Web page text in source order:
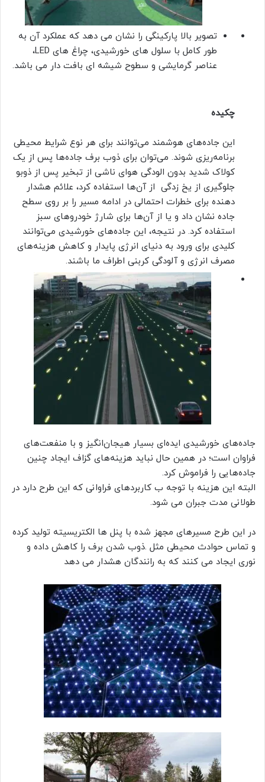
تصویر بالا پارکینگی را نشان می دهد که عملکرد آن به
طور کامل با سلول های خورشیدی، چراغ های LED،
عناصر گرمایشی و سطوح شیشه ای بافت دار می باشد.
چکیده
این جاده‌های هوشمند می‌توانند برای هر نوع شرایط محیطی
برنامه‌ریزی شوند. می‌توان برای ذوب برف جاده‌ها پس از یک
کولاک شدید بدون الودگی هوای ناشی از تبخیر پس از ذوبو
جلوگیری از یخ زدگی از آن‌ها استفاده کرد، علائم هشدار
دهنده برای خطرات احتمالی در ادامه مسیر را بر روی سطح
جاده نشان داد و یا از آن‌ها برای شارژ خودروهای سبز
استفاده کرد. در نتیجه، این جاده‌های خورشیدی می‌توانند
کلیدی برای ورود به دنیای انرژی پایدار و کاهش هزینه‌های
مصرف انرژی و آلودگی کربنی اطراف ما باشند.
جاده‌های خورشیدی ایده‌ای بسیار هیجان‌انگیز و با منفعت‌های
فراوان است؛ در همین حال نباید هزینه‌های گزاف ایجاد چنین
جاده‌هایی را فراموش کرد.
البته این هزینه با توجه ب کاربردهای فراوانی که این طرح دارد در
طولانی مدت جبران می شود.
در این طرح مسیرهای مجهز شده با پنل ها الکتریسیته تولید کرده
و تماس حوادث محیطی مثل .ذوب شدن برف را کاهش داده و
نوری ایجاد می کنند که به رانندگان هشدار می دهد